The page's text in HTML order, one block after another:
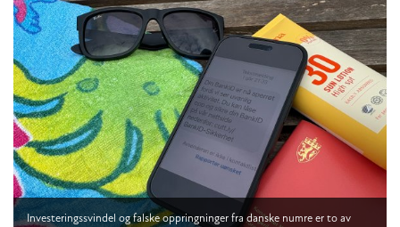
Investeringssvindel og falske oppringninger fra danske numre er to av